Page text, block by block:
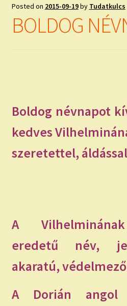
ISMERJ MEG!
AJÁNDÉKOKKAL!
Posted on 2015-09-19by Tudatkulcs
BOLDOG
Boldog névnapot
kedves
szeretettel,
A
eredetű név,
akaratú,
A Dorián angol